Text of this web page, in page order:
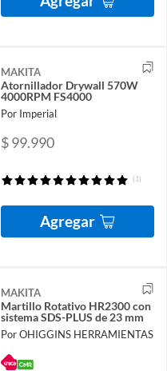
MAKITA
Atornillador Drywall 570W
4000RPM FS4000
Por Imperial
$ 99.990
(1)
Agregar
MAKITA
Martillo Rotativo HR2300 con
sistema SDS-PLUS de 23 mm
Por OHIGGINS HERRAMIENTAS